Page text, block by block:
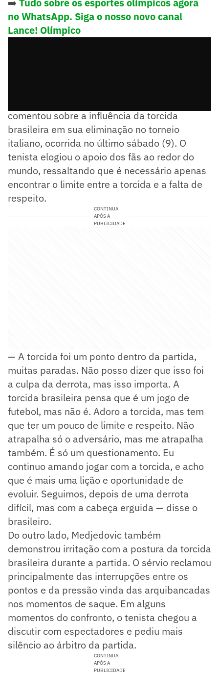
no WhatsApp. Siga o nosso novo canal
Lance! Olímpico
comentou sobre a influência da torcida
brasileira em sua eliminação no torneio
italiano, ocorrida no último sábado (9). O
tenista elogiou o apoio dos fãs ao redor do
mundo, ressaltando que é necessário apenas
encontrar o limite entre a torcida e a falta de
respeito.
CONTINUA
APÓS A
PUBLICIDADE
— A torcida foi um ponto dentro da partida,
muitas paradas. Não posso dizer que isso foi
a culpa da derrota, mas isso importa. A
torcida brasileira pensa que é um jogo de
futebol, mas não é. Adoro a torcida, mas tem
que ter um pouco de limite e respeito. Não
atrapalha só o adversário, mas me atrapalha
também. É só um questionamento. Eu
continuo amando jogar com a torcida, e acho
que é mais uma lição e oportunidade de
evoluir. Seguimos, depois de uma derrota
difícil, mas com a cabeça erguida — disse o
brasileiro.
Do outro lado, Medjedovic também
demonstrou irritação com a postura da torcida
brasileira durante a partida. O sérvio reclamou
principalmente das interrupções entre os
pontos e da pressão vinda das arquibancadas
nos momentos de saque. Em alguns
momentos do confronto, o tenista chegou a
discutir com espectadores e pediu mais
silêncio ao árbitro da partida.
CONTINUA
APÓS A
PUBLICIDADE